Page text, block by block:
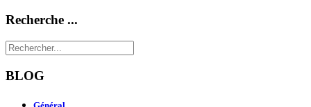
Recherche ...
BLOG